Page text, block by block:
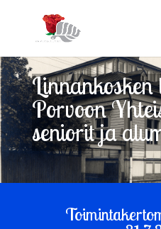
Porvoon
seniorit ja